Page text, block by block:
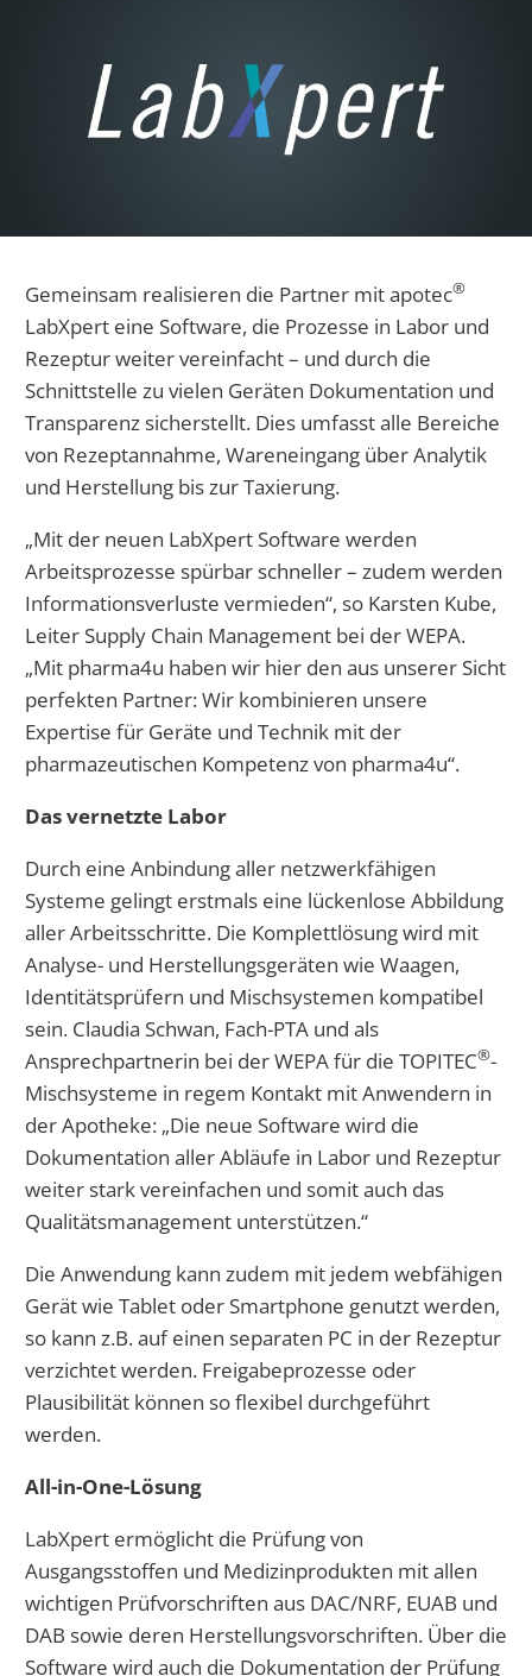
Gemeinsam realisieren die Partner mit apotec®
LabXpert eine Software, die Prozesse in Labor und
Rezeptur weiter vereinfacht – und durch die
Schnittstelle zu vielen Geräten Dokumentation und
Transparenz sicherstellt. Dies umfasst alle Bereiche
von Rezeptannahme, Wareneingang über Analytik
und Herstellung bis zur Taxierung.
„Mit der neuen LabXpert Software werden
Arbeitsprozesse spürbar schneller – zudem werden
Informationsverluste vermieden“, so Karsten Kube,
Leiter Supply Chain Management bei der WEPA.
„Mit pharma4u haben wir hier den aus unserer Sicht
perfekten Partner: Wir kombinieren unsere
Expertise für Geräte und Technik mit der
pharmazeutischen Kompetenz von pharma4u“.
Das vernetzte Labor
Durch eine Anbindung aller netzwerkfähigen
Systeme gelingt erstmals eine lückenlose Abbildung
aller Arbeitsschritte. Die Komplettlösung wird mit
Analyse- und Herstellungsgeräten wie Waagen,
Identitätsprüfern und Mischsystemen kompatibel
sein. Claudia Schwan, Fach-PTA und als
Ansprechpartnerin bei der WEPA für die TOPITEC®-
Mischsysteme in regem Kontakt mit Anwendern in
der Apotheke: „Die neue Software wird die
Dokumentation aller Abläufe in Labor und Rezeptur
weiter stark vereinfachen und somit auch das
Qualitätsmanagement unterstützen.“
Die Anwendung kann zudem mit jedem webfähigen
Gerät wie Tablet oder Smartphone genutzt werden,
so kann z.B. auf einen separaten PC in der Rezeptur
verzichtet werden. Freigabeprozesse oder
Plausibilität können so flexibel durchgeführt
werden.
All-in-One-Lösung
LabXpert ermöglicht die Prüfung von
Ausgangsstoffen und Medizinprodukten mit allen
wichtigen Prüfvorschriften aus DAC/NRF, EUAB und
DAB sowie deren Herstellungsvorschriften. Über die
Software wird auch die Dokumentation der Prüfung